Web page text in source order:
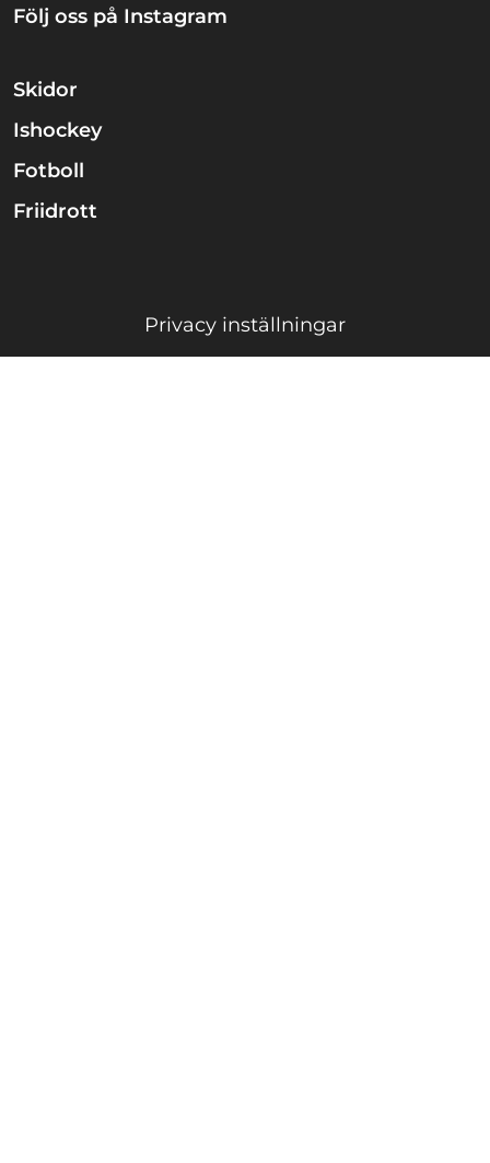
Följ oss på Instagram
Skidor
Ishockey
Fotboll
Friidrott
Privacy inställningar